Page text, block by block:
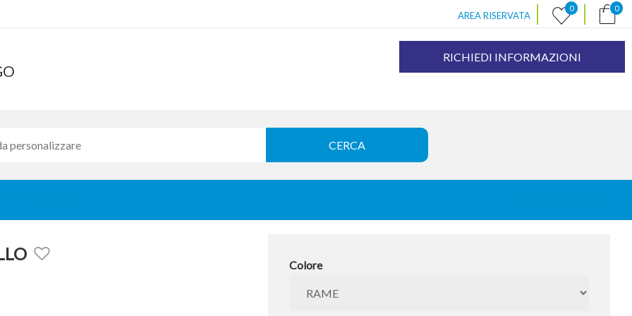
AREA RISERVATA | 0 | 0
RICHIEDI INFORMAZIONI
Colore